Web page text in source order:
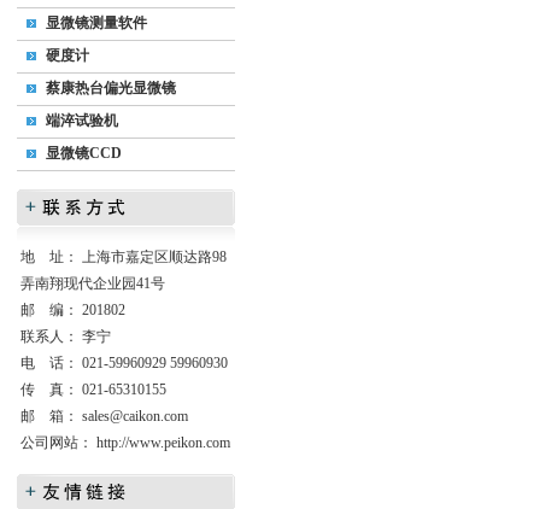
显微镜测量软件
硬度计
蔡康热台偏光显微镜
端淬试验机
显微镜CCD
地 址： 上海市嘉定区顺达路98
弄南翔现代企业园41号
邮 编： 201802
联系人： 李宁
电 话： 021-59960929 59960930
传 真： 021-65310155
邮 箱： sales@caikon.com
公司网站： http://www.peikon.com